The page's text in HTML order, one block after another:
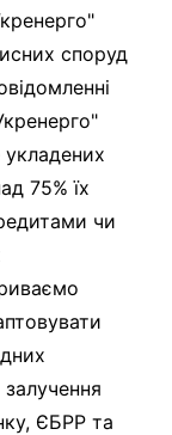
споруд
75% їх
чи
ЄБРР та